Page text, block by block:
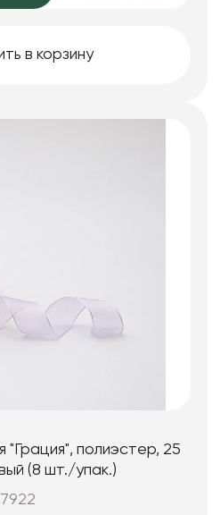
в корзину
полиэстер, 25
(8 шт./упак.)